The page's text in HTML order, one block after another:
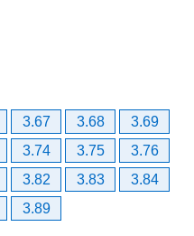
3.67 3.68
3.69
3.74 3.75
3.76
3.82 3.83
3.84
3.89